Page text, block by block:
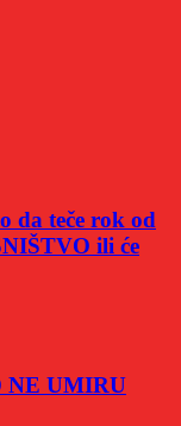
da teče rok od
ili će
NE UMIRU